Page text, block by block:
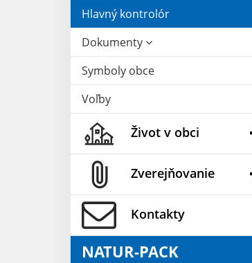
Hlavný kontrolór
Dokumenty
Symboly obce
Voľby
Život v obci
Zverejňovanie
Kontakty
NATUR-PACK